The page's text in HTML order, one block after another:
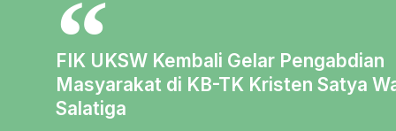
FIK UKSW Kembali Gelar Pengabdian
Masyarakat di KB-TK Kristen Satya
Salatiga